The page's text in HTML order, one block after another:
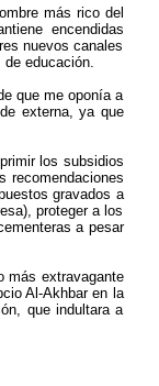
más rico del
encendidas
nuevos canales
educación.
que me oponía a
externa, ya que
los subsidios
recomendaciones
gravados a
proteger a los
a pesar
más extravagante
Al-Akhbar en la
que indultara a